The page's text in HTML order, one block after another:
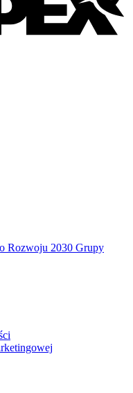
Rozwoju 2030 Grupy